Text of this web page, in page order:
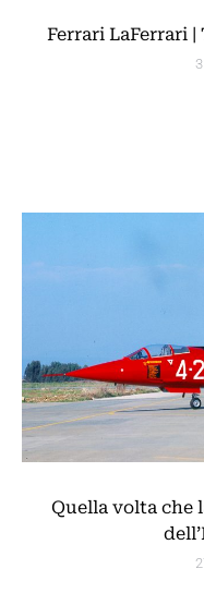
Ferrari LaFerrari
Quella volta che